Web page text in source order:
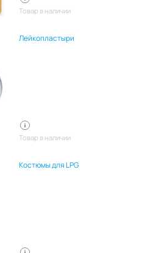
Товар в наличии
Лейкопластыри
Товар в наличии
Костюмы для LPG